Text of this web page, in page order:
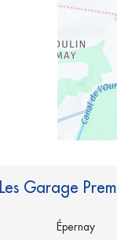
Les Garage
Épernay